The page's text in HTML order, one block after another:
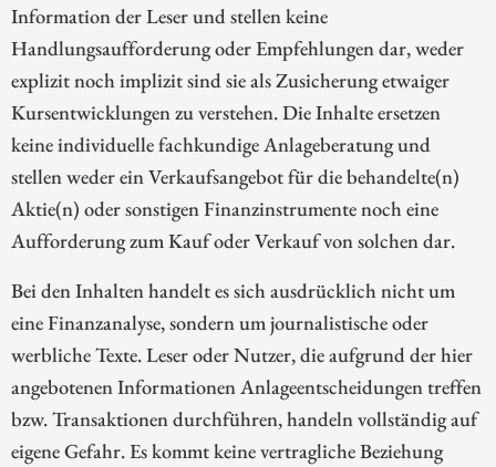
Information der Leser und stellen keine
Handlungsaufforderung oder Empfehlungen dar, weder
explizit noch implizit sind sie als Zusicherung etwaiger
Kursentwicklungen zu verstehen. Die Inhalte ersetzen
keine individuelle fachkundige Anlageberatung und
stellen weder ein Verkaufsangebot für die behandelte(n)
Aktie(n) oder sonstigen Finanzinstrumente noch eine
Aufforderung zum Kauf oder Verkauf von solchen dar.
Bei den Inhalten handelt es sich ausdrücklich nicht um
eine Finanzanalyse, sondern um journalistische oder
werbliche Texte. Leser oder Nutzer, die aufgrund der hier
angebotenen Informationen Anlageentscheidungen treffen
bzw. Transaktionen durchführen, handeln vollständig auf
eigene Gefahr. Es kommt keine vertragliche Beziehung